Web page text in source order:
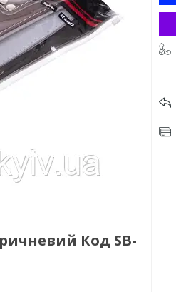
Код SB-